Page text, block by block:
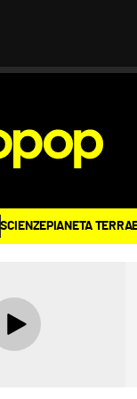
SCIENZEPIANETA TERRA